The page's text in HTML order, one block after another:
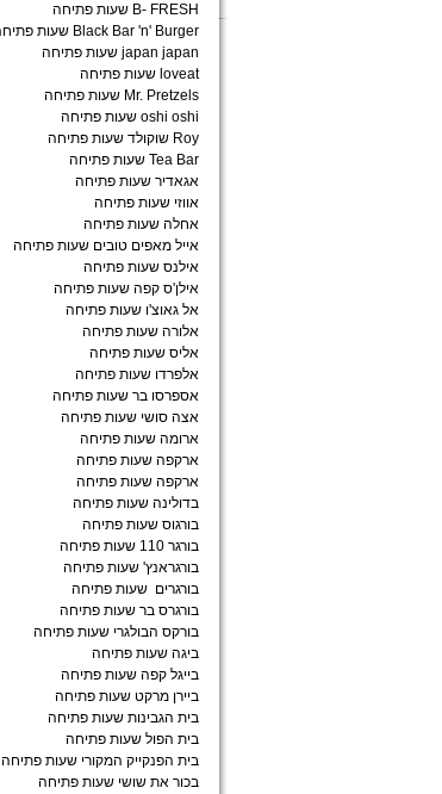
B- FRESH שעות פתיחה
Black Bar 'n' Burger שעות פתיחה
japan japan שעות פתיחה
loveat שעות פתיחה
Mr. Pretzels שעות פתיחה
oshi oshi שעות פתיחה
Roy שוקולד שעות פתיחה
Tea Bar שעות פתיחה
אגאדיר שעות פתיחה
אווזי שעות פתיחה
אחלה שעות פתיחה
אייל מאפים טובים שעות פתיחה
אילנס שעות פתיחה
אילן'ס קפה שעות פתיחה
אל גאוצ'ו שעות פתיחה
אלורה שעות פתיחה
אליס שעות פתיחה
אלפרדו שעות פתיחה
אספרסו בר שעות פתיחה
אצה סושי שעות פתיחה
ארומה שעות פתיחה
ארקפה שעות פתיחה
ארקפה שעות פתיחה
בדולינה שעות פתיחה
בורגוס שעות פתיחה
בורגר 110 שעות פתיחה
בורגראנץ' שעות פתיחה
בורגרים שעות פתיחה
בורגרס בר שעות פתיחה
בורקס הבולגרי שעות פתיחה
ביגה שעות פתיחה
בייגל קפה שעות פתיחה
ביירן מרקט שעות פתיחה
בית הגבינות שעות פתיחה
בית הפול שעות פתיחה
בית הפנקייק המקורי שעות פתיחה
בכור את שושי שעות פתיחה